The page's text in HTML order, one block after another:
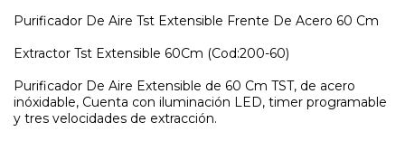
Purificador De Aire Tst Extensible Frente De Acero 60 Cm
Extractor Tst Extensible 60Cm (Cod:200-60)
Purificador De Aire Extensible de 60 Cm TST, de acero
inóxidable, Cuenta con iluminación LED, timer programable
y tres velocidades de extracción.